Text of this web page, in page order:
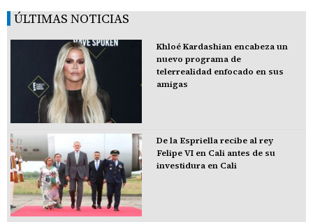
ÚLTIMAS NOTICIAS
Khloé Kardashian encabeza un
nuevo programa de
telerrealidad enfocado en sus
amigas
De la Espriella recibe al rey
Felipe VI en Cali antes de su
investidura en Cali